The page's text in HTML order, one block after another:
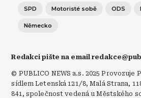
SPD Motoristé sobě ODS
Německo
Redakci pište na email
© PUBLICO NEWS a.s. 2025 Provozuje
sídlem Letenská 121/8, Malá Strana,
841, společnost vedená u Městského